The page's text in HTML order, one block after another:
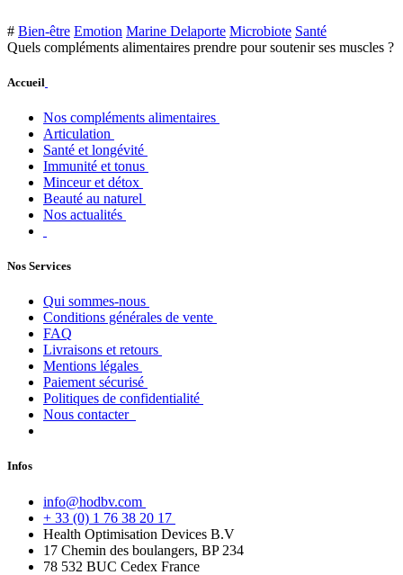
# Bien-être Emotion Marine Delaporte Microbiote Santé
Quels compléments alimentaires prendre pour soutenir ses muscles ?
Accueil
Nos compléments alimentaires
Articulation
Santé et longévité
Immunité et tonus
Minceur et détox
Beauté au naturel
Nos actualités
Nos Services
Qui sommes-nous
Conditions générales de vente
FAQ
Livraisons et retours
Mentions légales
Paiement sécurisé
Politiques de confidentialité
Nous contacter
Infos
info@hodbv.com
+ 33 (0) 1 76 38 20 17
Health Optimisation Devices B.V
17 Chemin des boulangers, BP 234
78 532 BUC Cedex France